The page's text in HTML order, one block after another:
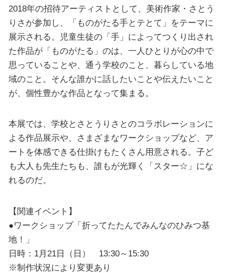
2018年の招待アーティストとして、美術作家・さとう
りさが参加し、「ものがたる手とテとて」をテーマに
展示される。児童生徒の「手」によってつくり出され
た作品が「ものがたる」のは、一人ひとりが心の中で
思っていることや、通う学校のこと、暮らしている地
域のこと。そんな誰かに話したいことや伝えたいこと
が、個性豊かな作品となって集まる。
本展では、学校とさとうりさとのコラボレーションに
よる作品展示や、さまざまなワークショップなど、ア
ートを体感できる仕掛けもたくさん用意される。子ど
も大人も先生たちも、誰もが光輝く「スター☆」にな
れるのだ。
【関連イベント】
●ワークショップ「折ってたたんでみんなのひみつ基
地！」
日時：1月21日（日） 13:30～15:30
※制作状況により変更あり